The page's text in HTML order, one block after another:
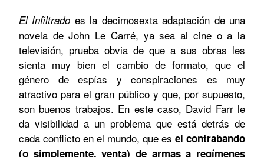
El Infiltrado es la decimosexta adaptación de una
novela de John Le Carré, ya sea al cine o a la
televisión, prueba obvia de que a sus obras les
sienta muy bien el cambio de formato, que el
género de espías y conspiraciones es muy
atractivo para el gran público y que, por supuesto,
son buenos trabajos. En este caso, David Farr le
da visibilidad a un problema que está detrás de
cada conflicto en el mundo, que es el contrabando
(o simplemente, venta) de armas a regímenes